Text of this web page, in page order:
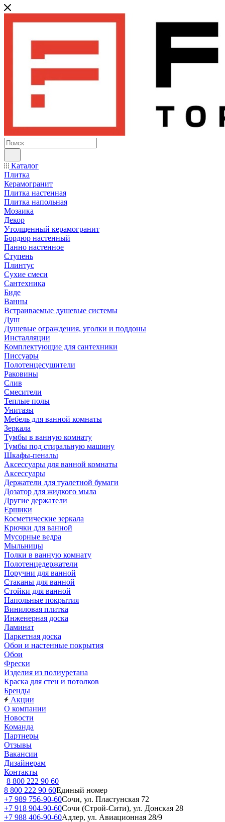
Каталог
Плитка
Керамогранит
Плитка настенная
Плитка напольная
Мозаика
Декор
Утолщенный керамогранит
Бордюр настенный
Панно настенное
Ступень
Плинтус
Сухие смеси
Сантехника
Биде
Ванны
Встраиваемые душевые системы
Душ
Душевые ограждения, уголки и поддоны
Инсталляции
Комплектующие для сантехники
Писсуары
Полотенцесушители
Раковины
Слив
Смесители
Теплые полы
Унитазы
Мебель для ванной комнаты
Зеркала
Тумбы в ванную комнату
Тумбы под стиральную машину
Шкафы-пеналы
Аксессуары для ванной комнаты
Аксессуары
Держатели для туалетной бумаги
Дозатор для жидкого мыла
Другие держатели
Ершики
Косметические зеркала
Крючки для ванной
Мусорные ведра
Мыльницы
Полки в ванную комнату
Полотенцедержатели
Поручни для ванной
Стаканы для ванной
Стойки для ванной
Напольные покрытия
Виниловая плитка
Инженерная доска
Ламинат
Паркетная доска
Обои и настенные покрытия
Обои
Фрески
Изделия из полиуретана
Краска для стен и потолков
Бренды
Акции
О компании
Новости
Команда
Партнеры
Отзывы
Вакансии
Дизайнерам
Контакты
8 800 222 90 60
8 800 222 90 60Единый номер
+7 989 756-90-60Сочи, ул. Пластунская 72
+7 918 904-90-60Сочи (Строй-Сити), ул. Донская 28
+7 988 406-90-60Адлер, ул. Авиационная 28/9